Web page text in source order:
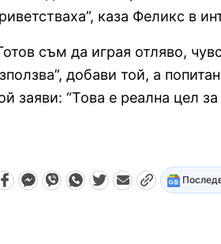
каза Феликс в
съм да играя отляво,
добави той, а
заяви: “Това е реална цел за